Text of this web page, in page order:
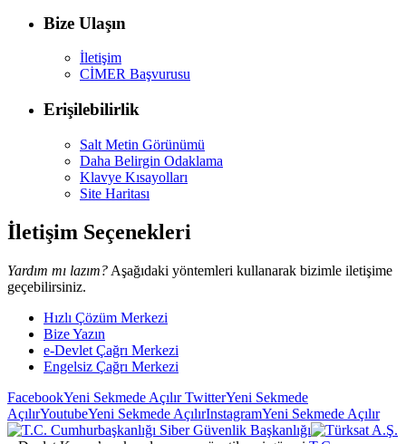
Bize Ulaşın
İletişim
CİMER Başvurusu
Erişilebilirlik
Salt Metin Görünümü
Daha Belirgin Odaklama
Klavye Kısayolları
Site Haritası
İletişim Seçenekleri
Yardım mı lazım? Aşağıdaki yöntemleri kullanarak bizimle iletişime
geçebilirsiniz.
Hızlı Çözüm Merkezi
Bize Yazın
e-Devlet Çağrı Merkezi
Engelsiz Çağrı Merkezi
FacebookYeni Sekmede AçılırTwitterYeni Sekmede
AçılırYoutubeYeni Sekmede AçılırInstagramYeni Sekmede Açılır